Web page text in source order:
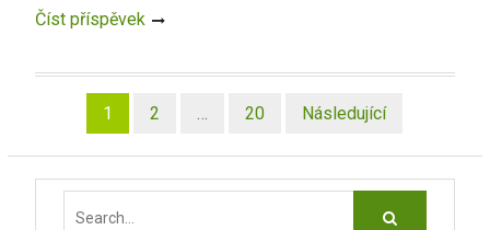
Číst příspěvek
Stránkování
příspěvků
1 2 20 Následující